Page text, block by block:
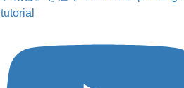
tutorial